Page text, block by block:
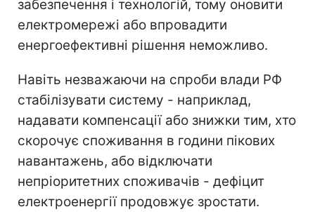
забезпечення і технологій, тому оновити
електромережі або впровадити
енергоефективні рішення неможливо.
Навіть незважаючи на спроби влади РФ
стабілізувати систему - наприклад,
надавати компенсації або знижки тим, хто
скорочує споживання в години пікових
навантажень, або відключати
непріоритетних споживачів - дефіцит
електроенергії продовжує зростати.